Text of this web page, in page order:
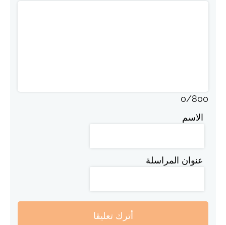
0/800
الاسم
عنوان المراسلة
أترك تعليقا